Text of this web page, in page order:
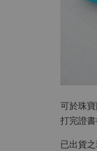
可於珠
打完證書
已出貨